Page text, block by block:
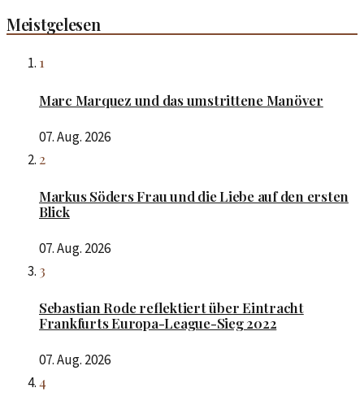
Meistgelesen
1
Marc Marquez und das umstrittene Manöver
07. Aug. 2026
2
Markus Söders Frau und die Liebe auf den ersten
Blick
07. Aug. 2026
3
Sebastian Rode reflektiert über Eintracht
Frankfurts Europa-League-Sieg 2022
07. Aug. 2026
4